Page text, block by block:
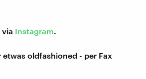
Instagram.
oldfashioned - per Fax